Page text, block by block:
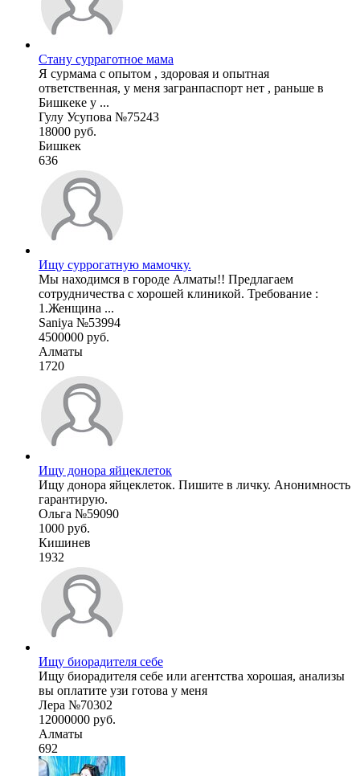
Стану сурраготное мама
Я сурмама с опытом , здоровая и опытная
ответственная, у меня загранпаспорт нет , раньше в
Бишкеке у ...
Гулу Усупова №75243
18000 руб.
Бишкек
636
Ищу суррогатную мамочку.
Мы находимся в городе Алматы!! Предлагаем
сотрудничества с хорошей клиникой. Требование :
1.Женщина ...
Saniya №53994
4500000 руб.
Алматы
1720
Ищу донора яйцеклеток
Ищу донора яйцеклеток. Пишите в личку. Анонимность
гарантирую.
Ольга №59090
1000 руб.
Кишинев
1932
Ищу биорадителя себе
Ищу биорадителя себе или агентства хорошая, анализы
вы оплатите узи готова у меня
Лера №70302
12000000 руб.
Алматы
692